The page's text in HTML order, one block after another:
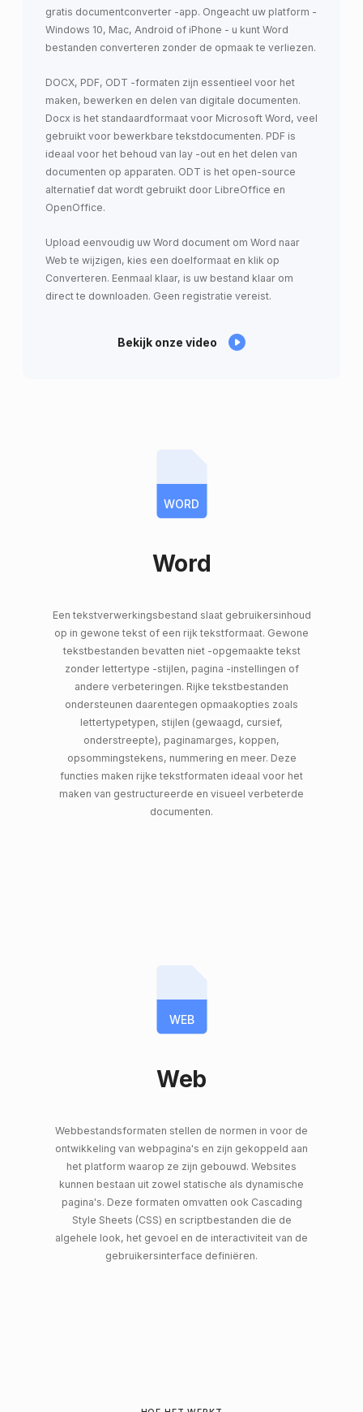
gratis documentconverter -app. Ongeacht uw platform -
Windows 10, Mac, Android of iPhone - u kunt Word
bestanden converteren zonder de opmaak te verliezen.
DOCX, PDF, ODT -formaten zijn essentieel voor het
maken, bewerken en delen van digitale documenten.
Docx is het standaardformaat voor Microsoft Word, veel
gebruikt voor bewerkbare tekstdocumenten. PDF is
ideaal voor het behoud van lay -out en het delen van
documenten op apparaten. ODT is het open-source
alternatief dat wordt gebruikt door LibreOffice en
OpenOffice.
Upload eenvoudig uw Word document om Word naar
Web te wijzigen, kies een doelformaat en klik op
Converteren. Eenmaal klaar, is uw bestand klaar om
direct te downloaden. Geen registratie vereist.
Bekijk onze video
WORD
Word
Een tekstverwerkingsbestand slaat gebruikersinhoud
op in gewone tekst of een rijk tekstformaat. Gewone
tekstbestanden bevatten niet -opgemaakte tekst
zonder lettertype -stijlen, pagina -instellingen of
andere verbeteringen. Rijke tekstbestanden
ondersteunen daarentegen opmaakopties zoals
lettertypetypen, stijlen (gewaagd, cursief,
onderstreepte), paginamarges, koppen,
opsommingstekens, nummering en meer. Deze
functies maken rijke tekstformaten ideaal voor het
maken van gestructureerde en visueel verbeterde
documenten.
WEB
Web
Webbestandsformaten stellen de normen in voor de
ontwikkeling van webpagina's en zijn gekoppeld aan
het platform waarop ze zijn gebouwd. Websites
kunnen bestaan ​​uit zowel statische als dynamische
pagina's. Deze formaten omvatten ook Cascading
Style Sheets (CSS) en scriptbestanden die de
algehele look, het gevoel en de interactiviteit van de
gebruikersinterface definiëren.